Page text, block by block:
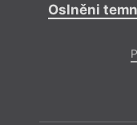
Oslněni